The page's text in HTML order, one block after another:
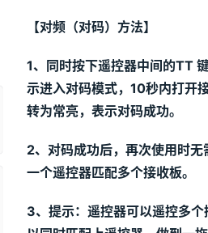
【对频（对码）方法】
1、同时按下遥控器中间的TT
示进入对码模式， 10秒内打开
转为常亮，表示对码成功。
2、对码成功后，再次使用时
一个遥控器匹配多个接收板。
3、提示：遥控器可以遥控多